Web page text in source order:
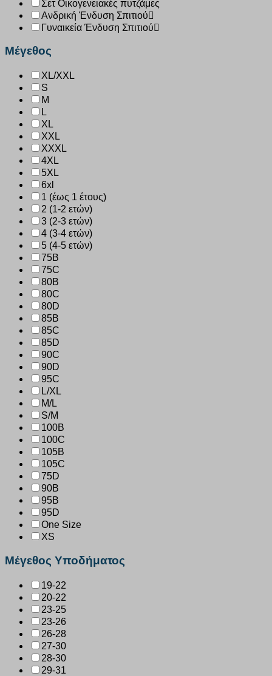
Σετ Οικογενειακές πυτζάμες
Ανδρική Ένδυση Σπιτιού
Γυναικεία Ένδυση Σπιτιού
Μέγεθος
XL/XXL
S
M
L
XL
XXL
XXXL
4XL
5XL
6xl
1 (έως 1 έτους)
2 (1-2 ετών)
3 (2-3 ετών)
4 (3-4 ετών)
5 (4-5 ετών)
75B
75C
80B
80C
80D
85B
85C
85D
90C
90D
95C
L/XL
M/L
S/M
100B
100C
105B
105C
75D
90B
95B
95D
One Size
XS
Μέγεθος Υποδήματος
19-22
20-22
23-25
23-26
26-28
27-30
28-30
29-31